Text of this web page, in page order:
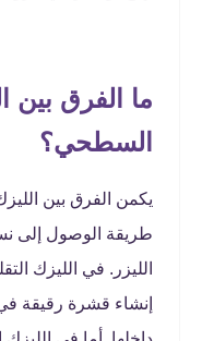
ما الفرق بين
السطحي؟
يكمن الفرق بين
طريقة الوصول إلى
الليزر. في الليزك
إنشاء قشرة رقيقة في